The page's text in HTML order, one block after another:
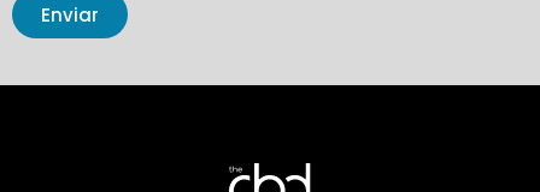
Enviar